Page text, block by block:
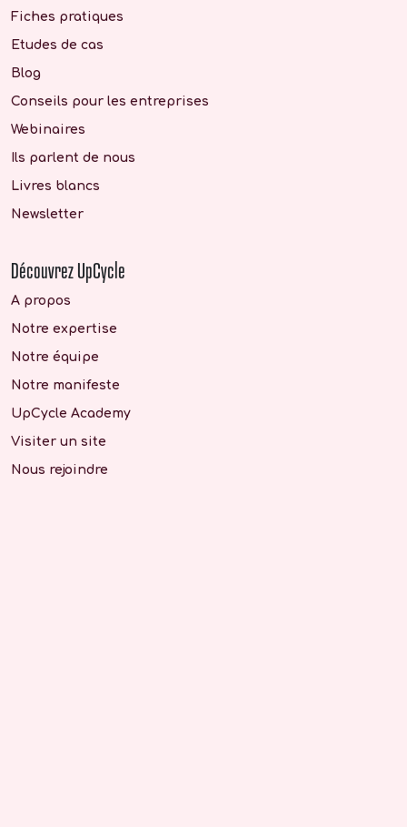
Fiches pratiques
Etudes de cas
Blog
Conseils pour les entreprises
Webinaires
Ils parlent de nous
Livres blancs
Newsletter
Découvrez UpCycle
A propos
Notre expertise
Notre équipe
Notre manifeste
UpCycle Academy
Visiter un site
Nous rejoindre